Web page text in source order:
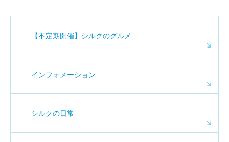
【不定期開催】シルクのグルメ
インフォメーション
シルクの日常